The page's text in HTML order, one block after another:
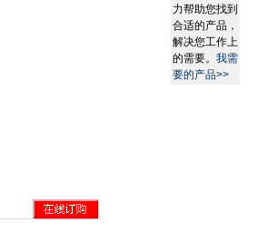
力帮助您找到
合适的产品，
解决您工作上
的需要。 我需
要的产品>>